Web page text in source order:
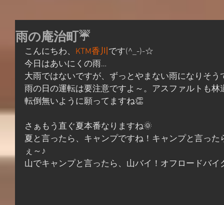
雨の庵治町☔
こんにちわ、 KTM香川です(^_-)-☆
今日はあいにくの雨…
大雨ではないですが、ずっとやまない雨になりそう
雨の日の運転は要注意ですよ～。アスファルトも林
転倒無いように願ってますね👏
さぁもう直ぐ夏本番なりますね🌞
夏と言ったら、キャンプですね！キャンプと言っ
ぇ～♪
山でキャンプと言ったら、山バイ！オフロードバイ